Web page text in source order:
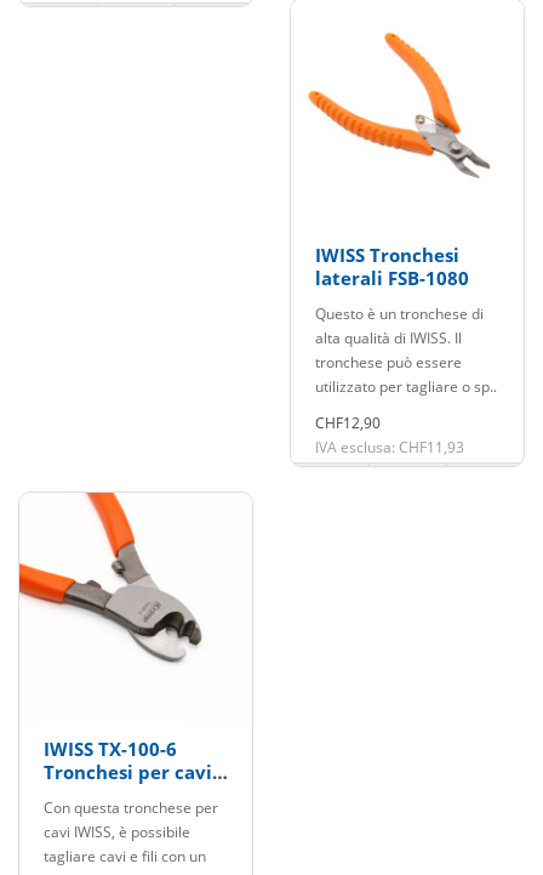
IWISS Tronchesi
laterali FSB-1080
Questo è un tronchese di
alta qualità di IWISS. Il
tronchese può essere
utilizzato per tagliare o sp..
CHF12,90
IVA esclusa: CHF11,93
IWISS TX-100-6
Tronchesi per cavi
Con questa tronchese per
cavi IWISS, è possibile
tagliare cavi e fili con un